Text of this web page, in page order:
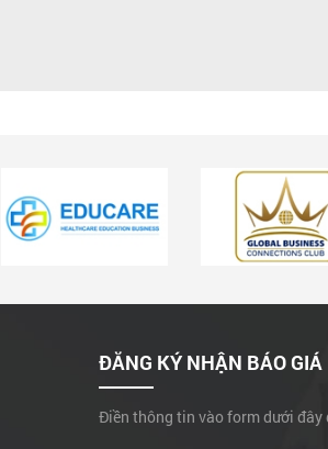
ĐĂNG KÝ NHẬN BÁO GIÁ
Điền thông tin vào form dưới đây